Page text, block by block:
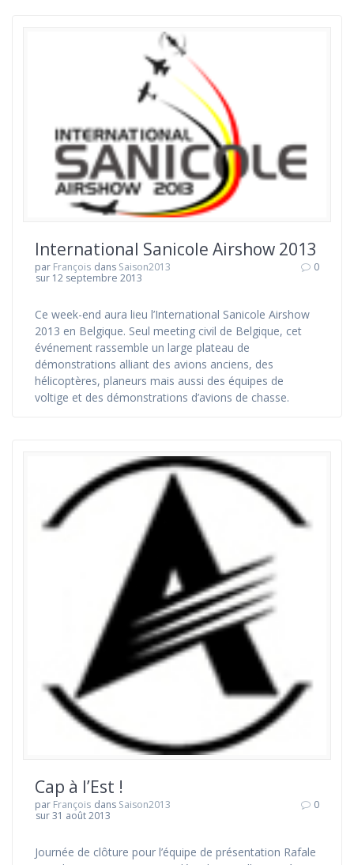
International Sanicole Airshow 2013
par François dans Saison2013
sur 12 septembre 2013
0
Ce week-end aura lieu l’International Sanicole Airshow
2013 en Belgique. Seul meeting civil de Belgique, cet
événement rassemble un large plateau de
démonstrations alliant des avions anciens, des
hélicoptères, planeurs mais aussi des équipes de
voltige et des démonstrations d’avions de chasse.
Cap à l’Est !
par François dans Saison2013
sur 31 août 2013
0
Journée de clôture pour l’équipe de présentation Rafale